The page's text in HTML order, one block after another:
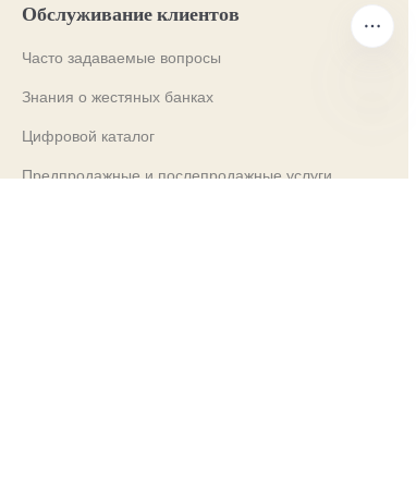
Обслуживание клиентов
Часто задаваемые вопросы
Знания о жестяных банках
Цифровой каталог
Предпродажные и послепродажные услуги
RU